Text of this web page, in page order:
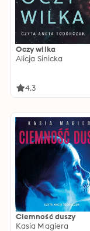
Oczy wilka
Alicja Sinicka
4.3
Ciemność duszy
Kasia Magiera